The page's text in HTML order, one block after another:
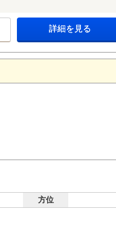
詳細を見る
方位